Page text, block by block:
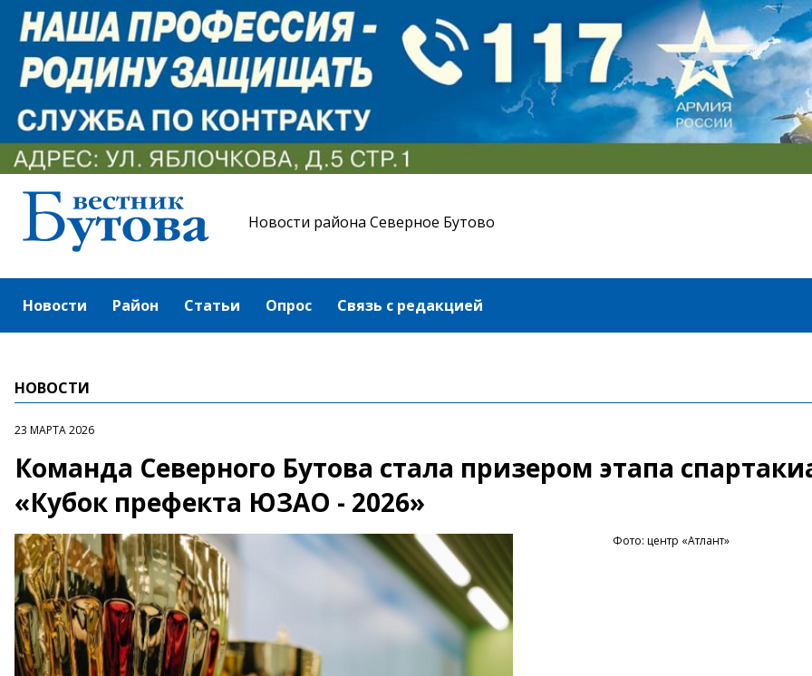
Новости района Северное Бутово
Новости Район Статьи Опрос Связь с редакцией
НОВОСТИ
23 МАРТА 2026
Команда Северного Бутова стала призером этапа
«Кубок префекта ЮЗАО - 2026»
Фото: центр «Атлант»